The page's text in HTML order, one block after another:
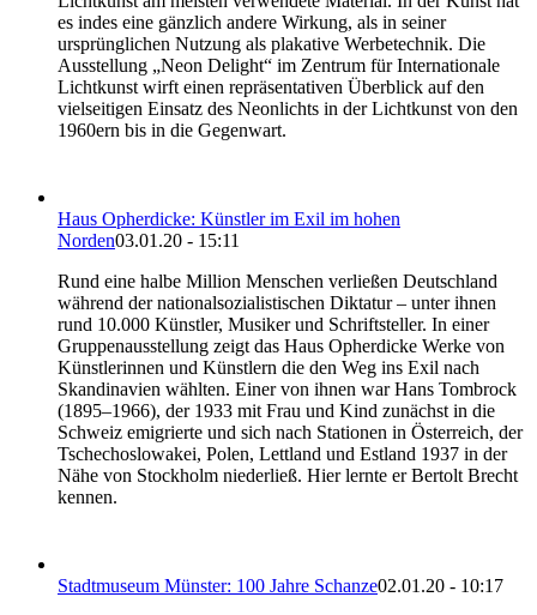
es indes eine gänzlich andere Wirkung, als in seiner
ursprünglichen Nutzung als plakative Werbetechnik. Die
Ausstellung „Neon Delight“ im Zentrum für Internationale
Lichtkunst wirft einen repräsentativen Überblick auf den
vielseitigen Einsatz des Neonlichts in der Lichtkunst von den
1960ern bis in die Gegenwart.
Haus Opherdicke: Künstler im Exil im hohen
Norden03.01.20 - 15:11
Rund eine halbe Million Menschen verließen Deutschland
während der nationalsozialistischen Diktatur – unter ihnen
rund 10.000 Künstler, Musiker und Schriftsteller. In einer
Gruppenausstellung zeigt das Haus Opherdicke Werke von
Künstlerinnen und Künstlern die den Weg ins Exil nach
Skandinavien wählten. Einer von ihnen war Hans Tombrock
(1895–1966), der 1933 mit Frau und Kind zunächst in die
Schweiz emigrierte und sich nach Stationen in Österreich, der
Tschechoslowakei, Polen, Lettland und Estland 1937 in der
Nähe von Stockholm niederließ. Hier lernte er Bertolt Brecht
kennen.
Stadtmuseum Münster: 100 Jahre Schanze02.01.20 - 10:17